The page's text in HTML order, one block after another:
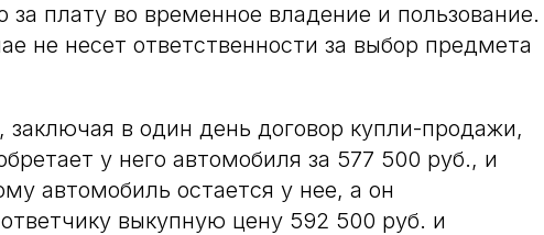
плату во временное владение и пользование.
не несет ответственности за выбор предмета
заключая в один день договор купли-продажи,
у него автомобиля за 577 500 руб., и
автомобиль остается у нее, а он
выкупную цену 592 500 руб. и